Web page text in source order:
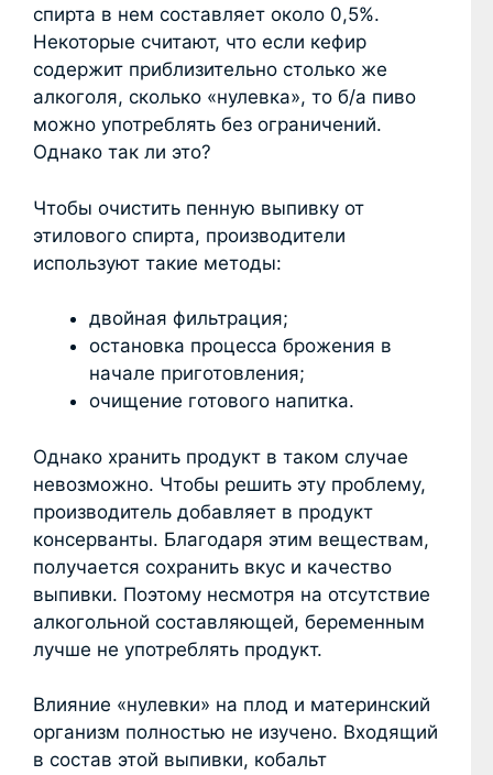
спирта в нем составляет около 0,5%.
Некоторые считают, что если кефир
содержит приблизительно столько же
алкоголя, сколько «нулевка», то б/а пиво
можно употреблять без ограничений.
Однако так ли это?
Чтобы очистить пенную выпивку от
этилового спирта, производители
используют такие методы:
двойная фильтрация;
остановка процесса брожения в
начале приготовления;
очищение готового напитка.
Однако хранить продукт в таком случае
невозможно. Чтобы решить эту проблему,
производитель добавляет в продукт
консерванты. Благодаря этим веществам,
получается сохранить вкус и качество
выпивки. Поэтому несмотря на отсутствие
алкогольной составляющей, беременным
лучше не употреблять продукт.
Влияние «нулевки» на плод и материнский
организм полностью не изучено. Входящий
в состав этой выпивки, кобальт